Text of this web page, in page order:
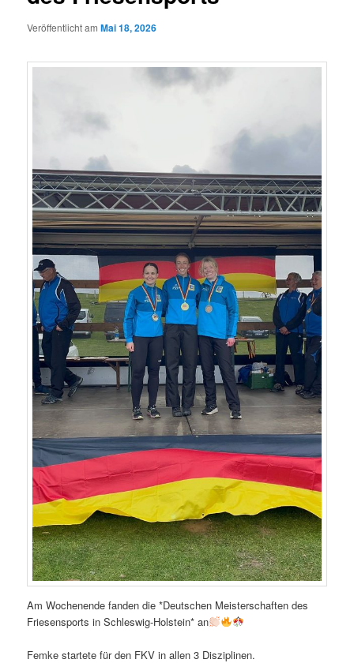
Veröffentlicht amMai 18, 2026
Am Wochenende fanden die *Deutschen Meisterschaften des
Friesensports in Schleswig-Holstein* an
Femke startete für den FKV in allen 3 Disziplinen.